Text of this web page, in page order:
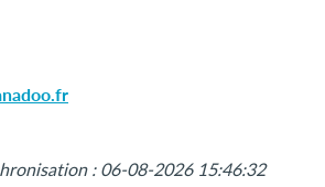
: 06-08-2026 15:46:32